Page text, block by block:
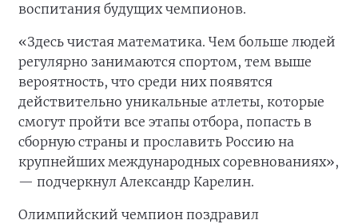
воспитания будущих чемпионов.
«Здесь чистая математика. Чем больше людей
регулярно занимаются спортом, тем выше
вероятность, что среди них появятся
действительно уникальные атлеты, которые
смогут пройти все этапы отбора, попасть в
сборную страны и прославить Россию на
крупнейших международных соревнованиях»,
— подчеркнул Александр Карелин.
Олимпийский чемпион поздравил